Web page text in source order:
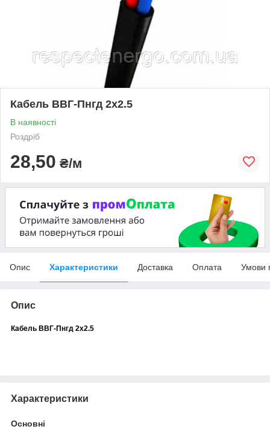
Кабель ВВГ-Пнгд 2х2.5
В наявності
Роздріб
28,50 ₴/м
Опис Характеристики Доставка Оплата Умови
Опис
Кабель ВВГ-Пнгд 2х2.5
Характеристики
Основні